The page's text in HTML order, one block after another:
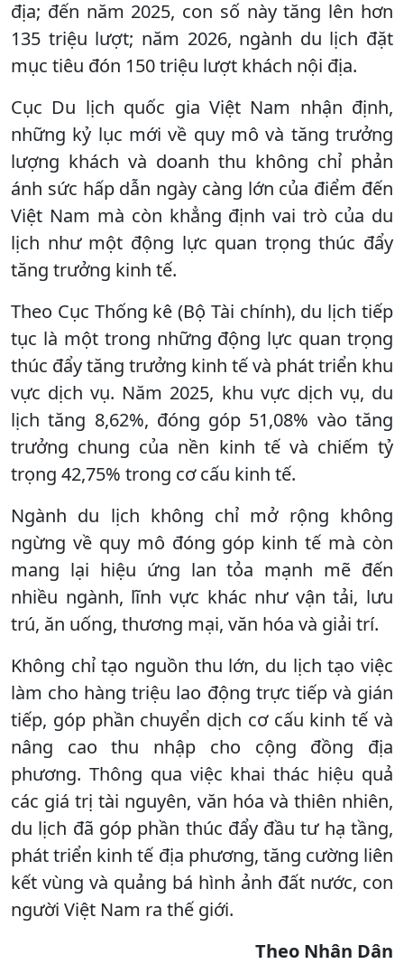
địa; đến năm 2025, con số này tăng lên hơn
135 triệu lượt; năm 2026, ngành du lịch đặt
mục tiêu đón 150 triệu lượt khách nội địa.
Cục Du lịch quốc gia Việt Nam nhận định,
những kỷ lục mới về quy mô và tăng trưởng
lượng khách và doanh thu không chỉ phản
ánh sức hấp dẫn ngày càng lớn của điểm đến
Việt Nam mà còn khẳng định vai trò của du
lịch như một động lực quan trọng thúc đẩy
tăng trưởng kinh tế.
Theo Cục Thống kê (Bộ Tài chính), du lịch tiếp
tục là một trong những động lực quan trọng
thúc đẩy tăng trưởng kinh tế và phát triển khu
vực dịch vụ. Năm 2025, khu vực dịch vụ, du
lịch tăng 8,62%, đóng góp 51,08% vào tăng
trưởng chung của nền kinh tế và chiếm tỷ
trọng 42,75% trong cơ cấu kinh tế.
Ngành du lịch không chỉ mở rộng không
ngừng về quy mô đóng góp kinh tế mà còn
mang lại hiệu ứng lan tỏa mạnh mẽ đến
nhiều ngành, lĩnh vực khác như vận tải, lưu
trú, ăn uống, thương mại, văn hóa và giải trí.
Không chỉ tạo nguồn thu lớn, du lịch tạo việc
làm cho hàng triệu lao động trực tiếp và gián
tiếp, góp phần chuyển dịch cơ cấu kinh tế và
nâng cao thu nhập cho cộng đồng địa
phương. Thông qua việc khai thác hiệu quả
các giá trị tài nguyên, văn hóa và thiên nhiên,
du lịch đã góp phần thúc đẩy đầu tư hạ tầng,
phát triển kinh tế địa phương, tăng cường liên
kết vùng và quảng bá hình ảnh đất nước, con
người Việt Nam ra thế giới.
Theo Nhân Dân